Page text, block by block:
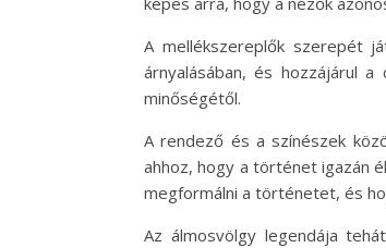
A mellékszereplők szerepét
árnyalásában, és hozzájárul
minőségétől.
A rendező és a színészek
ahhoz, hogy a történet igazán
megformálni a történetet, és
Az álmosvölgy legendája